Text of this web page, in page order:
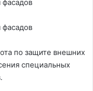
по защите внешних
специальных